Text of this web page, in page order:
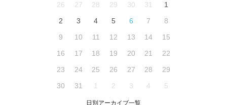
26 27 28 29 30 31
1
2
3 4 5 6 7
8
9
10 11 12 13 14
15
16
17 18 19 20 21
22
23
24 25 26 27 28
29
30
31 1 2 3 4 5
日別アーカイブ一覧